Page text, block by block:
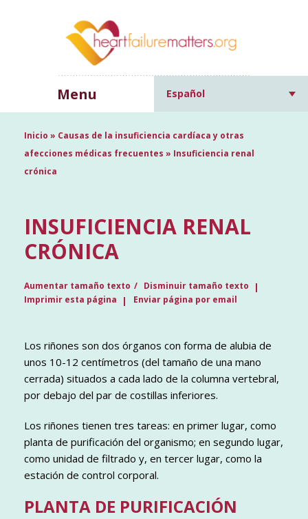
Menu Español
Inicio » Causas de la insuficiencia cardíaca y otras
afecciones médicas frecuentes » Insuficiencia renal
crónica
INSUFICIENCIA RENAL
CRÓNICA
Aumentar tamaño texto
Disminuir tamaño texto
Imprimir esta página
Enviar página por email
Los riñones son dos órganos con forma de alubia de
unos 10-12 centímetros (del tamaño de una mano
cerrada) situados a cada lado de la columna vertebral,
por debajo del par de costillas inferiores.
Los riñones tienen tres tareas: en primer lugar, como
planta de purificación del organismo; en segundo lugar,
como unidad de filtrado y, en tercer lugar, como la
estación de control corporal.
PLANTA DE PURIFICACIÓN